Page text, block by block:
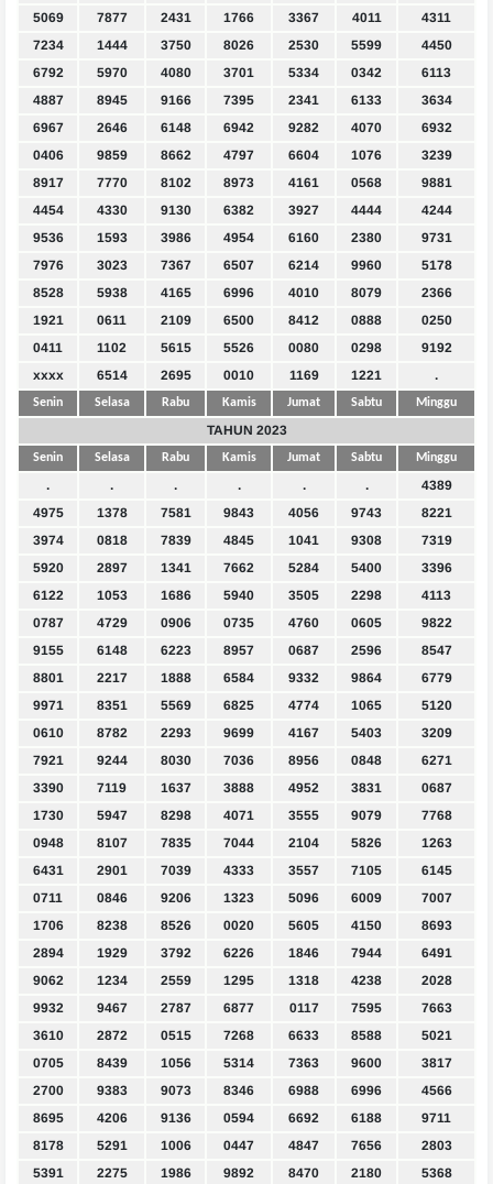
5069
7877 2431 1766 3367 4011
4311
7234
1444 3750 8026 2530 5599
4450
6792
5970 4080 3701 5334 0342
6113
4887
8945 9166 7395 2341 6133
3634
6967
2646 6148 6942 9282 4070
6932
0406
9859 8662 4797 6604 1076
3239
8917
7770 8102 8973 4161 0568
9881
4454
4330 9130 6382 3927 4444
4244
9536
1593 3986 4954 6160 2380
9731
7976
3023 7367 6507 6214 9960
5178
8528
5938 4165 6996 4010 8079
2366
1921
0611 2109 6500 8412 0888
0250
0411
1102 5615 5526 0080 0298
9192
xxxx
6514 2695 0010 1169 1221 .
Senin Selasa Rabu Kamis Jumat Sabtu Minggu
TAHUN 2023
Senin Selasa Rabu Kamis Jumat Sabtu Minggu
. . . . . .
4389
4975
1378 7581 9843 4056 9743
8221
3974
0818 7839 4845 1041 9308
7319
5920
2897 1341 7662 5284 5400
3396
6122
1053 1686 5940 3505 2298
4113
0787
4729 0906 0735 4760 0605
9822
9155
6148 6223 8957 0687 2596
8547
8801
2217 1888 6584 9332 9864
6779
9971
8351 5569 6825 4774 1065
5120
0610
8782 2293 9699 4167 5403
3209
7921
9244 8030 7036 8956 0848
6271
3390
7119 1637 3888 4952 3831
0687
1730
5947 8298 4071 3555 9079
7768
0948
8107 7835 7044 2104 5826
1263
6431
2901 7039 4333 3557 7105
6145
0711
0846 9206 1323 5096 6009
7007
1706
8238 8526 0020 5605 4150
8693
2894
1929 3792 6226 1846 7944
6491
9062
1234 2559 1295 1318 4238
2028
9932
9467 2787 6877 0117 7595
7663
3610
2872 0515 7268 6633 8588
5021
0705
8439 1056 5314 7363 9600
3817
2700
9383 9073 8346 6988 6996
4566
8695
4206 9136 0594 6692 6188
9711
8178
5291 1006 0447 4847 7656
2803
5391
2275 1986 9892 8470 2180
5368